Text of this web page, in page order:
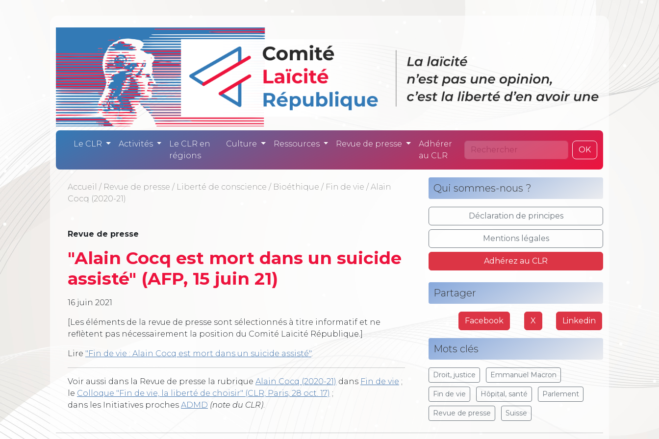
Comité Laïcité République - La laïcité
Le CLR Activités
Le CLR en
régions
Culture Ressources Revue de presse
Adhérer
au CLR
OK
Accueil / Revue de presse / Liberté de conscience / Bioéthique / Fin de vie / Alain
Cocq (2020-21)
Revue de presse
"Alain Cocq est mort dans un suicide
assisté" (AFP, 15 juin 21)
16 juin 2021
[Les éléments de la revue de presse sont sélectionnés à titre informatif et ne
reflètent pas nécessairement la position du Comité Laïcité République.]
Lire "Fin de vie : Alain Cocq est mort dans un suicide assisté".
Voir aussi dans la Revue de presse la rubrique Alain Cocq (2020-21) dans Fin de vie ;
le Colloque "Fin de vie, la liberté de choisir" (CLR, Paris, 28 oct. 17) ;
dans les Initiatives proches ADMD (note du CLR).
Qui sommes-nous ?
Déclaration de principes
Mentions légales
Adhérez au CLR
Partager
Facebook X Linkedin
Mots clés
Droit, justice Emmanuel Macron
Fin de vie Hôpital, santé Parlement
Revue de presse Suisse